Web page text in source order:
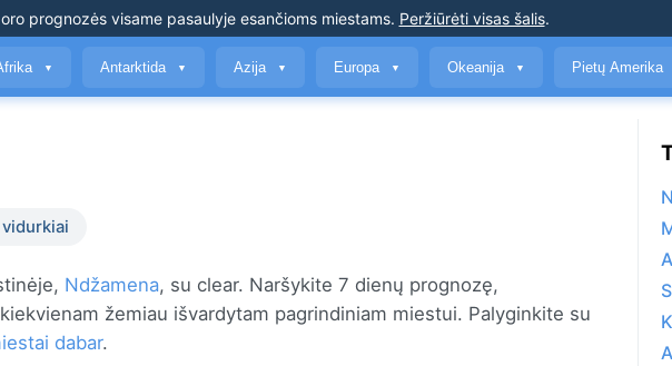
prognozėsvisame pasaulyje esančioms miestams. Peržiūrėti visas šalis.
▼ Antarktida ▼ Azija ▼ Europa ▼ Okeanija ▼ Pietų Amerika
Ndžamena, su clear. Naršykite 7 dienų prognozę,
žemiau išvardytam pagrindiniam miestui. Palyginkite su
dabar.